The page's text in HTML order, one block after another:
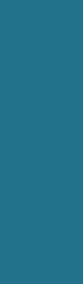
da Escola
Consultor das Nações
Felipe
do pessimism
Felipe Quintas,
do desamor à
cinco séculos
e no poder
Dia do Trabalho
Trabalho. O
no Ministério da
representar os